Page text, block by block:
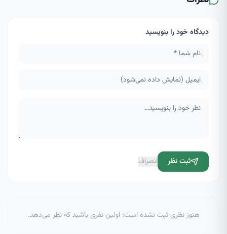
دیدگاه خود را بنویسید
ثبت نظر انصراف
هنوز نظری ثبت نشده است؛ اولین نفری باشید که نظر می‌دهد.